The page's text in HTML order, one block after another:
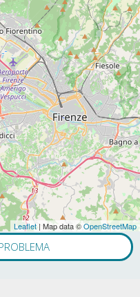
Leaflet| Map data ©OpenStreetMap